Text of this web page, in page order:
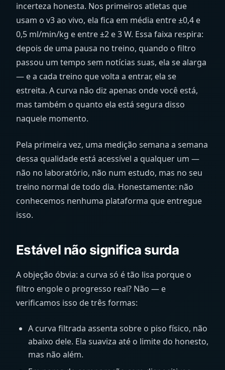
incerteza honesta. Nos primeiros atletas que
usam o v3 ao vivo, ela fica em média entre ±0,4 e
0,5 ml/min/kg e entre ±2 e 3W. Essa faixa respira:
depois de uma pausa no treino, quando o filtro
passou um tempo sem notícias suas, ela se alarga
— e a cada treino que volta a entrar, ela se
estreita. A curva não diz apenas onde você está,
mas também o quanto ela está segura disso
naquele momento.
Pela primeira vez, uma medição semana a semana
dessa qualidade está acessível a qualquer um —
não no laboratório, não num estudo, mas no seu
treino normal de todo dia. Honestamente: não
conhecemos nenhuma plataforma que entregue
isso.
Estável não significa surda
A objeção óbvia: a curva só é tão lisa porque o
filtro engole o progresso real? Não — e
verificamos isso de três formas:
A curva filtrada assenta sobre o piso físico, não
abaixo dele. Ela suaviza até o limite do honesto,
mas não além.